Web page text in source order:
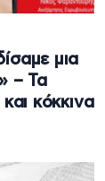
μια
– Τα
κόκκινα